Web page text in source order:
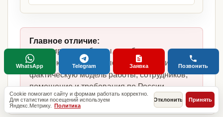
Главное отличие:
не копируем шаблоны, а собираем
комплект под кафе быстрого обслуживания,
фактическую модель работы, сотрудников,
помещение и требования по России.
Cookie помогают сайту и формам работать корректно.
Для статистики посещений используем
Яндекс.Метрику. Политика
Отклонить Принять
WhatsApp Telegram Заявка Позвонить